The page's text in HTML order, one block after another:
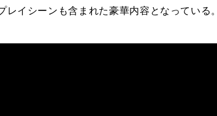
イシーンも含まれた豪華内容となっている。